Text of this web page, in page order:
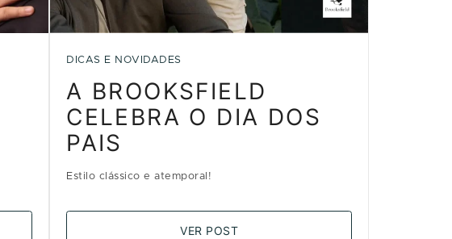
DICAS E NOVIDADES
A BROOKSFIELD
CELEBRA O DIA DOS
PAIS
Estilo clássico e atemporal!
VER POST